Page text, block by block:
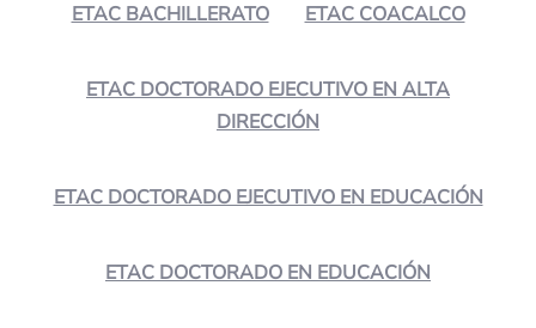
ETAC BACHILLERATO ETAC COACALCO
ETAC DOCTORADO EJECUTIVO EN ALTA
DIRECCIÓN
ETAC DOCTORADO EJECUTIVO EN EDUCACIÓN
ETAC DOCTORADO EN EDUCACIÓN